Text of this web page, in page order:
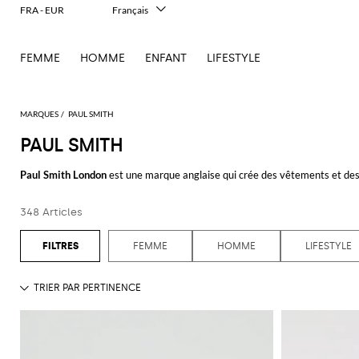
MARQUES PAUL SMITH
PAUL SMITH
Paul Smith Londonest une marque anglaise qui crée des vêtements et
couleurs vives et impressions attrayantes sont quelques-uns des
Découvrez l’entière sélection de
vêtements Paul Smith sur Giglio.com
348 Articles
FEMME HOMME LIFESTYLE
FEMME HOMME ENFANT LIFESTYLE
FRA - EUR
Français
Deutsch
日本語
Русский